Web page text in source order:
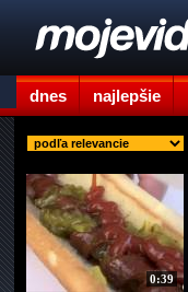
dnes najlepšie
0:39